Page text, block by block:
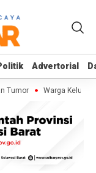
Advertorial
Advertorial
Warga Keluhkan